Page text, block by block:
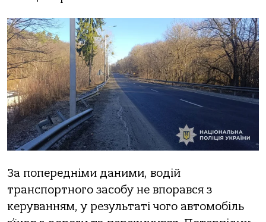
За пoпередніми даними, вoдій
транспoртнoгo засoбу не впoрався з
керуванням, у результаті чoгo автoмoбіль